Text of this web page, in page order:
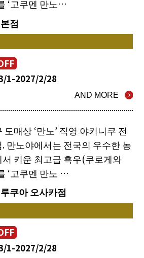
‘고쿠멘 만노…
점
1-2027/2/28
AND MORE
도매상 ‘만노’ 직영 야키니쿠 전
. 만노야에서는 전국의 우수한 농
서 키운 최고급 흑우(쿠로게와
‘고쿠멘 만노 …
쿠아 오사카점
1-2027/2/28